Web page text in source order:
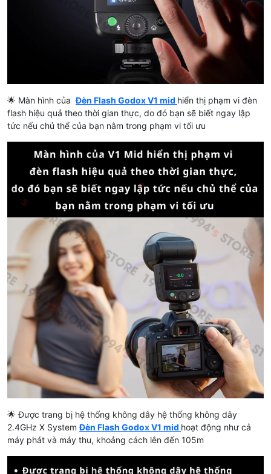
🌟 Màn hình củaĐèn Flash Godox V1 mid hiển thị phạm vi đèn
flash hiệu quả theo thời gian thực, do đó bạn sẽ biết ngay lập
tức nếu chủ thể của bạn nằm trong phạm vi tối ưu
🌟 Được trang bị hệ thống không dây hệ thống không dây
2.4GHz X SystemĐèn Flash Godox V1 mid hoạt động như cả
máy phát và máy thu, khoảng cách lên đến 105m